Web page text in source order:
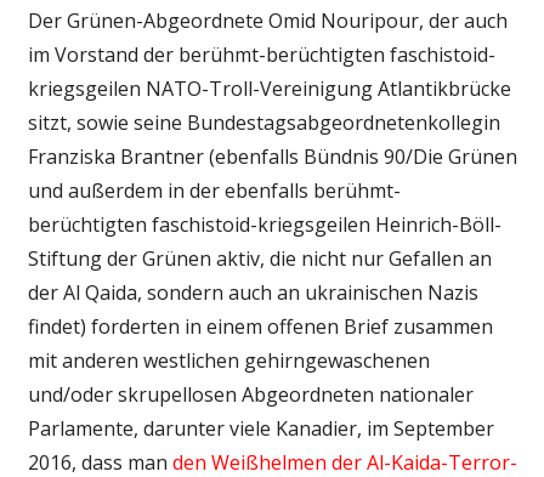
Der Grünen-Abgeordnete Omid Nouripour, der auch
im Vorstand der berühmt-berüchtigten faschistoid-
kriegsgeilen NATO-Troll-Vereinigung Atlantikbrücke
sitzt, sowie seine Bundestagsabgeordnetenkollegin
Franziska Brantner (ebenfalls Bündnis 90/Die Grünen
und außerdem in der ebenfalls berühmt-
berüchtigten faschistoid-kriegsgeilen Heinrich-Böll-
Stiftung der Grünen aktiv, die nicht nur Gefallen an
der Al Qaida, sondern auch an ukrainischen Nazis
findet) forderten in einem offenen Brief zusammen
mit anderen westlichen gehirngewaschenen
und/oder skrupellosen Abgeordneten nationaler
Parlamente, darunter viele Kanadier, im September
2016, dass man den Weißhelmen der Al-Kaida-Terror-